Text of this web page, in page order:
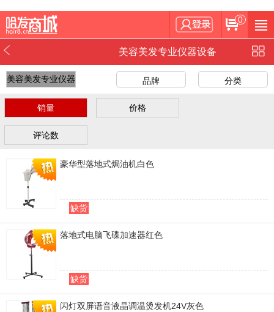
0
美容美发专业仪器设备
美容美发专业仪器
分类
品牌
销量 价格
评论数
豪华型落地式焗油机白色
缺货
落地式电脑飞碟加速器红色
缺货
闪灯双屏语音液晶调温烫发机24V灰色